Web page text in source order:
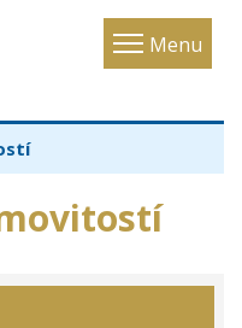
Menu
Toggle